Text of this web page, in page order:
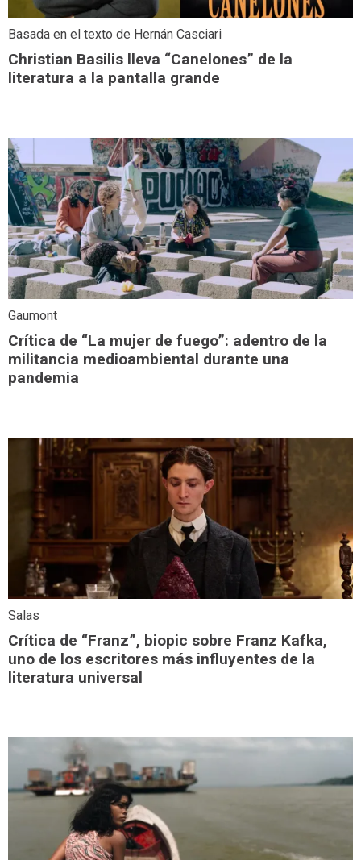
Basada en el texto de Hernán Casciari
Christian Basilis lleva “Canelones” de la
literatura a la pantalla grande
Gaumont
Crítica de “La mujer de fuego”: adentro de la
militancia medioambiental durante una
pandemia
Salas
Crítica de “Franz”, biopic sobre Franz Kafka,
uno de los escritores más influyentes de la
literatura universal